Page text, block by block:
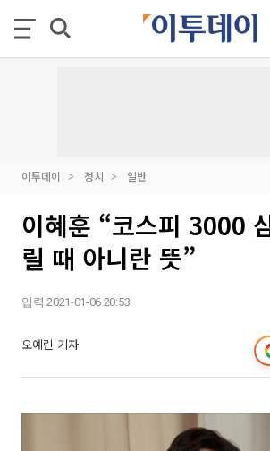
이투데이 정치 일반
이혜훈 “코스피 3000
릴 때 아니란 뜻”
입력 2021-01-06 20:53
오예린 기자